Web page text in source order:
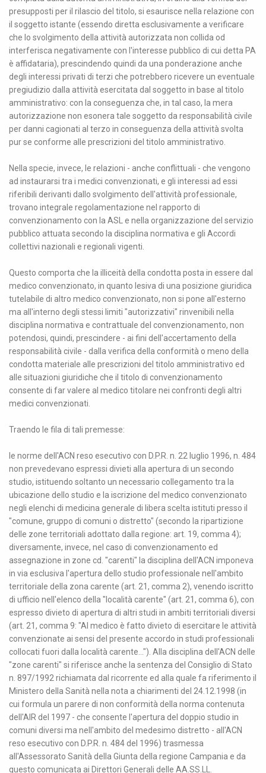
presupposti per il rilascio del titolo, si esaurisce nella relazione con
il soggetto istante (essendo diretta esclusivamente a verificare
che lo svolgimento della attività autorizzata non collida od
interferisca negativamente con l'interesse pubblico di cui detta PA
è affidataria), prescindendo quindi da una ponderazione anche
degli interessi privati di terzi che potrebbero ricevere un eventuale
pregiudizio dalla attività esercitata dal soggetto in base al titolo
amministrativo: con la conseguenza che, in tal caso, la mera
autorizzazione non esonera tale soggetto da responsabilità civile
per danni cagionati al terzo in conseguenza della attività svolta
pur se conforme alle prescrizioni del titolo amministrativo.
Nella specie, invece, le relazioni - anche conflittuali - che vengono
ad instaurarsi tra i medici convenzionati, e gli interessi ad essi
riferibili derivanti dallo svolgimento dell'attività professionale,
trovano integrale regolamentazione nel rapporto di
convenzionamento con la ASL e nella organizzazione del servizio
pubblico attuata secondo la disciplina normativa e gli Accordi
collettivi nazionali e regionali vigenti.
Questo comporta che la illiceità della condotta posta in essere dal
medico convenzionato, in quanto lesiva di una posizione giuridica
tutelabile di altro medico convenzionato, non si pone all'esterno
ma all'interno degli stessi limiti "autorizzativi" rinvenibili nella
disciplina normativa e contrattuale del convenzionamento, non
potendosi, quindi, prescindere - ai fini dell'accertamento della
responsabilità civile - dalla verifica della conformità o meno della
condotta materiale alle prescrizioni del titolo amministrativo ed
alle situazioni giuridiche che il titolo di convenzionamento
consente di far valere al medico titolare nei confronti degli altri
medici convenzionati.
Traendo le fila di tali premesse:
le norme dell'ACN reso esecutivo con D.P.R. n. 22 luglio 1996, n. 484
non prevedevano espressi divieti alla apertura di un secondo
studio, istituendo soltanto un necessario collegamento tra la
ubicazione dello studio e la iscrizione del medico convenzionato
negli elenchi di medicina generale di libera scelta istituti presso il
"comune, gruppo di comuni o distretto" (secondo la ripartizione
delle zone territoriali adottato dalla regione: art. 19, comma 4);
diversamente, invece, nel caso di convenzionamento ed
assegnazione in zone cd. "carenti" la disciplina dell'ACN imponeva
in via esclusiva l'apertura dello studio professionale nell'ambito
territoriale della zona carente (art. 21, comma 2), venendo iscritto
di ufficio nell'elenco della "località carente" (art. 21, comma 6), con
espresso divieto di apertura di altri studi in ambiti territoriali diversi
(art. 21, comma 9: "Al medico è fatto divieto di esercitare le attività
convenzionate ai sensi del presente accordo in studi professionali
collocati fuori dalla località carente..."). Alla disciplina dell'ACN delle
"zone carenti" si riferisce anche la sentenza del Consiglio di Stato
n. 897/1992 richiamata dal ricorrente ed alla quale fa riferimento il
Ministero della Sanità nella nota a chiarimenti del 24.12.1998 (in
cui formula un parere di non conformità della norma contenuta
dell'AIR del 1997 - che consente l'apertura del doppio studio in
comuni diversi ma nell'ambito del medesimo distretto - all'ACN
reso esecutivo con D.P.R. n. 484 del 1996) trasmessa
all'Assessorato Sanità della Giunta della regione Campania e da
questo comunicata ai Direttori Generali delle AA.SS.LL.